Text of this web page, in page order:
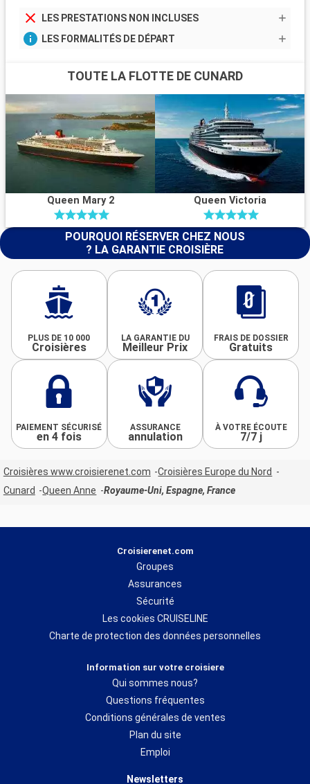
LES PRESTATIONS NON INCLUSES
LES FORMALITÉS DE DÉPART
TOUTE LA FLOTTE DE CUNARD
Queen Mary 2 Queen Victoria
POURQUOI RÉSERVER CHEZ NOUS
? LA GARANTIE CROISIÈRE
PLUS DE 10 000
Croisières
LA GARANTIE DU
Meilleur Prix
FRAIS DE DOSSIER
Gratuits
PAIEMENT SÉCURISÉ
en 4 fois
ASSURANCE
annulation
À VOTRE ÉCOUTE
7/7 j
Croisières www.croisierenet.com
Croisières Europe du Nord
Cunard
Queen Anne Royaume-Uni, Espagne, France
Croisierenet.com
Groupes
Assurances
Sécurité
Les cookies CRUISELINE
Charte de protection des données personnelles
Information sur votre croisiere
Qui sommes nous?
Questions fréquentes
Conditions générales de ventes
Plan du site
Emploi
Newsletters